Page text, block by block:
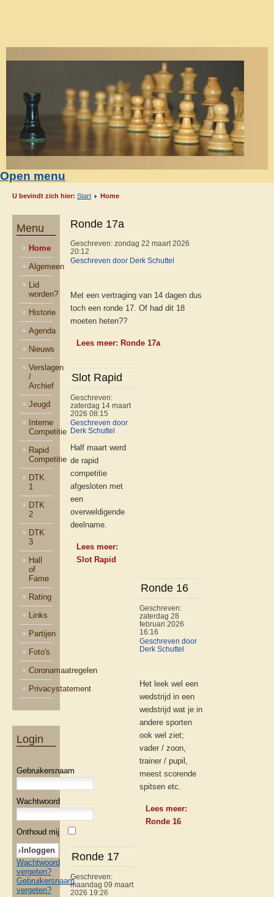
Open menu
U bevindt zich hier: Start Home
Menu
Home
Algemeen
Lid
worden?
Historie
Agenda
Nieuws
Verslagen
/
Archief
Jeugd
Interne
Competitie
Rapid
Competitie
DTK
1
DTK
2
DTK
3
Hall
of
Fame
Rating
Links
Partijen
Foto's
Coronamaatregelen
Privacystatement
Login
Gebruikersnaam
Wachtwoord
Onthoud mij
Wachtwoord
vergeten?
Gebruikersnaam
vergeten?
Ronde 17a
Geschreven: zondag 22 maart 2026
20:12
Geschreven door Derk Schuttel
Met een vertraging van 14 dagen dus
toch een ronde 17. Of had dit 18
moeten heten??
Lees meer: Ronde 17a
Slot Rapid
Geschreven:
zaterdag 14 maart
2026 08:15
Geschreven door
Derk Schuttel
Half maart werd
de rapid
competitie
afgesloten met
een
overweldigende
deelname.
Lees meer:
Slot Rapid
Ronde 16
Geschreven:
zaterdag 28
februari 2026
16:16
Geschreven door
Derk Schuttel
Het leek wel een
wedstrijd in een
wedstrijd wat je in
andere sporten
ook wel ziet;
vader / zoon,
trainer / pupil,
meest scorende
spitsen etc.
Lees meer:
Ronde 16
Ronde 17
Geschreven:
maandag 09 maart
2026 19:26